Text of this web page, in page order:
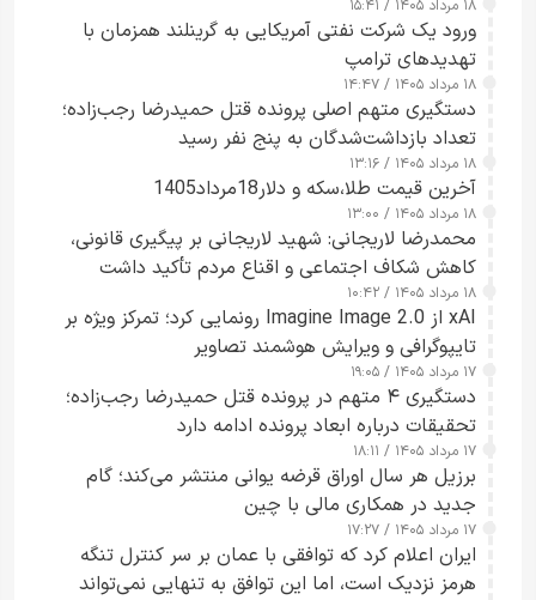
۱۸ مرداد ۱۴۰۵ / ۱۵:۴۱
ورود یک شرکت نفتی آمریکایی به گرینلند همزمان با
تهدیدهای ترامپ
۱۸ مرداد ۱۴۰۵ / ۱۴:۴۷
دستگیری متهم اصلی پرونده قتل حمیدرضا رجب‌زاده؛
تعداد بازداشت‌شدگان به پنج نفر رسید
۱۸ مرداد ۱۴۰۵ / ۱۳:۱۶
آخرین قیمت طلا،سکه و دلار18مرداد1405
۱۸ مرداد ۱۴۰۵ / ۱۳:۰۰
محمدرضا لاریجانی: شهید لاریجانی بر پیگیری قانونی،
کاهش شکاف اجتماعی و اقناع مردم تأکید داشت
۱۸ مرداد ۱۴۰۵ / ۱۰:۴۲
xAI از Imagine Image 2.0 رونمایی کرد؛ تمرکز ویژه بر
تایپوگرافی و ویرایش هوشمند تصاویر
۱۷ مرداد ۱۴۰۵ / ۱۹:۰۵
دستگیری ۴ متهم در پرونده قتل حمیدرضا رجب‌زاده؛
تحقیقات درباره ابعاد پرونده ادامه دارد
۱۷ مرداد ۱۴۰۵ / ۱۸:۱۱
برزیل هر سال اوراق قرضه یوانی منتشر می‌کند؛ گام
جدید در همکاری مالی با چین
۱۷ مرداد ۱۴۰۵ / ۱۷:۲۷
ایران اعلام کرد که توافقی با عمان بر سر کنترل تنگه
هرمز نزدیک است، اما این توافق به تنهایی نمی‌تواند